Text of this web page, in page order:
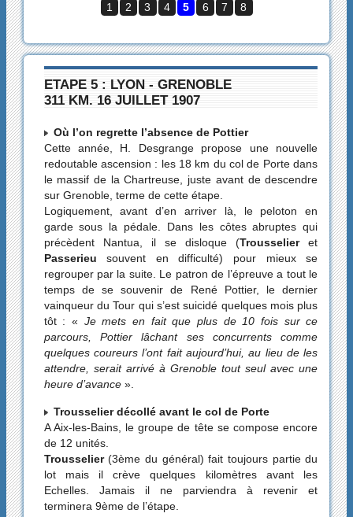
1 2 3 4 5 6 7 8
ETAPE 5 : LYON - GRENOBLE
311 KM. 16 JUILLET 1907
Où l’on regrette l’absence de Pottier
Cette année, H. Desgrange propose une nouvelle
redoutable ascension : les 18 km du col de Porte dans
le massif de la Chartreuse, juste avant de descendre
sur Grenoble, terme de cette étape.
Logiquement, avant d’en arriver là, le peloton en
garde sous la pédale. Dans les côtes abruptes qui
précèdent Nantua, il se disloque (Trousselieret
Passerieu souvent en difficulté) pour mieux se
regrouper par la suite. Le patron de l’épreuve a tout le
temps de se souvenir de René Pottier, le dernier
vainqueur du Tour qui s’est suicidé quelques mois plus
tôt : « Je mets en fait que plus de 10 fois sur ce
parcours, Pottier lâchant ses concurrents comme
quelques coureurs l’ont fait aujourd’hui, au lieu de les
attendre, serait arrivé à Grenoble tout seul avec une
heure d’avance».
Trousselier décollé avant le col de Porte
A Aix-les-Bains, le groupe de tête se compose encore
de 12 unités.
Trousselier(3ème du général) fait toujours partie du
lot mais il crève quelques kilomètres avant les
Echelles. Jamais il ne parviendra à revenir et
terminera 9ème de l’étape.